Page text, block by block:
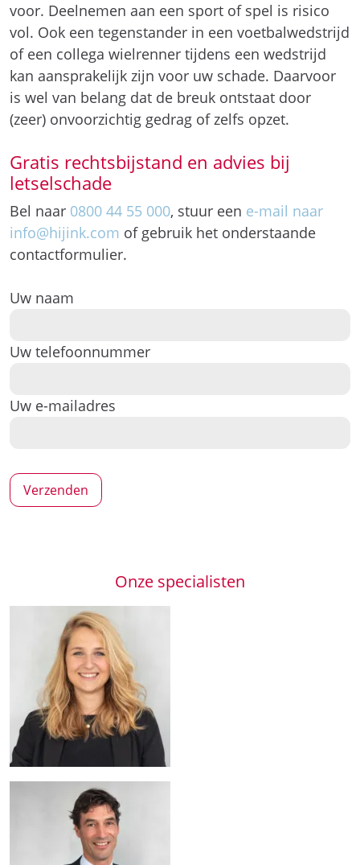
voor. Deelnemen aan een sport of spel is risico
vol. Ook een tegenstander in een voetbalwedstrijd
of een collega wielrenner tijdens een wedstrijd
kan aansprakelijk zijn voor uw schade. Daarvoor
is wel van belang dat de breuk ontstaat door
(zeer) onvoorzichtig gedrag of zelfs opzet.
Gratis rechtsbijstand en advies bij
letselschade
Bel naar 0800 44 55 000, stuur een e-mail naar
info@hijink.com of gebruik het onderstaande
contactformulier.
Uw naam
Uw telefoonnummer
Uw e-mailadres
Onze specialisten